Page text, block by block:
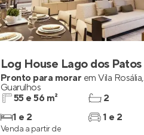
Log House Lago dos Patos
Pronto para morar em Vila Rosália,
Guarulhos
55 e 56 m²
1 e 2
2
1 e 2
Venda a partir de